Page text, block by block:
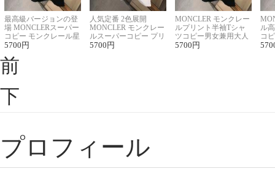
最高級バージョンの登
場 MONCLERスーパー
コピー モンクレール星
座半袖Tシャツ
5700 円
人気定番 2色展開
MONCLER モンクレー
ルスーパーコピー プリ
ント半袖Tシャツ
5700 円
MONCLER モンクレー
ルプリント半袖Tシャ
ツコピー男女兼用大人
可愛い春夏コーデ
5700 円
ル
コ
ィ
前
下
プロフィール